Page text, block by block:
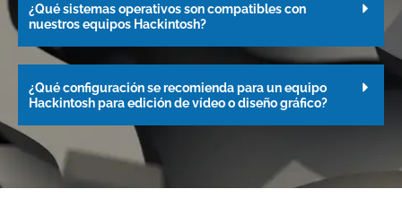
¿Qué sistemas operativos son compatibles con
nuestros equipos Hackintosh?
¿Qué configuración se recomienda para un equipo
Hackintosh para edición de vídeo o diseño gráfico?